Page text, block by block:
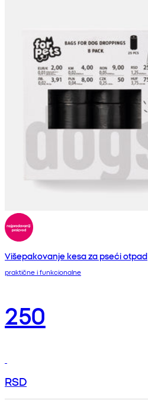
Višepakovanje kesa za pseći otpad
praktične i funkcionalne
250
RSD